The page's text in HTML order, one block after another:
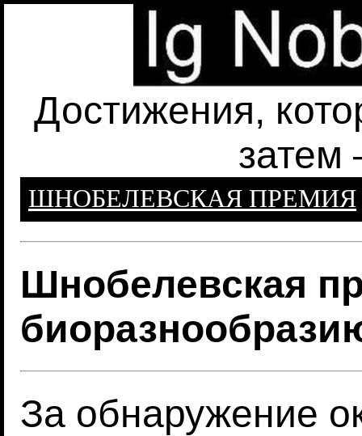
Достижения,
затем
ШНОБЕЛЕВСКАЯ ПРЕМИЯ
Шнобелевская
За обнаружение